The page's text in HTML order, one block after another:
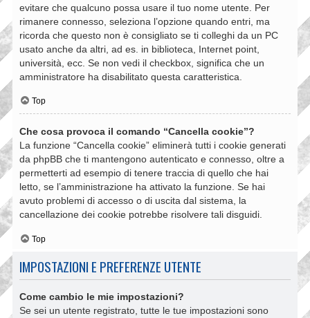
evitare che qualcuno possa usare il tuo nome utente. Per
rimanere connesso, seleziona l’opzione quando entri, ma
ricorda che questo non è consigliato se ti colleghi da un PC
usato anche da altri, ad es. in biblioteca, Internet point,
università, ecc. Se non vedi il checkbox, significa che un
amministratore ha disabilitato questa caratteristica.
Top
Che cosa provoca il comando “Cancella cookie”?
La funzione “Cancella cookie” eliminerà tutti i cookie generati
da phpBB che ti mantengono autenticato e connesso, oltre a
permetterti ad esempio di tenere traccia di quello che hai
letto, se l’amministrazione ha attivato la funzione. Se hai
avuto problemi di accesso o di uscita dal sistema, la
cancellazione dei cookie potrebbe risolvere tali disguidi.
Top
IMPOSTAZIONI E PREFERENZE UTENTE
Come cambio le mie impostazioni?
Se sei un utente registrato, tutte le tue impostazioni sono